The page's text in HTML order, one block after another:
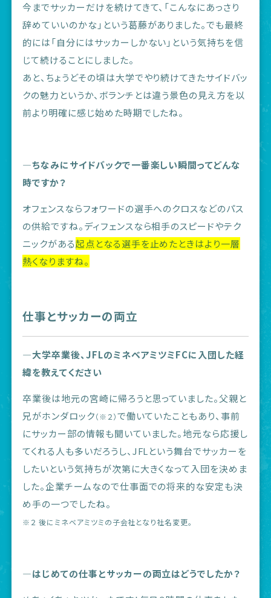
今までサッカーだけを続けてきて、「こんなにあっさり
辞めていいのかな」という葛藤がありました。でも最終
的には「自分にはサッカーしかない」という気持ちを信
じて続けることにしました。
あと、ちょうどその頃は大学でやり続けてきたサイドバッ
クの魅力というか、ボランチとは違う景色の見え方を以
前より明確に感じ始めた時期でしたね。
―ちなみにサイドバックで一番楽しい瞬間ってどんな
時ですか？
オフェンスならフォワードの選手へのクロスなどのパス
の供給ですね。ディフェンスなら相手のスピードやテク
ニックがある起点となる選手を止めたときはより一層
熱くなりますね。
仕事とサッカーの両立
―大学卒業後、JFLのミネベアミツミFCに入団した経
緯を教えてください
卒業後は地元の宮崎に帰ろうと思っていました。父親と
兄がホンダロック（※２）で働いていたこともあり、事前
にサッカー部の情報も聞いていました。地元なら応援し
てくれる人も多いだろうし、JFLという舞台でサッカーを
したいという気持ちが次第に大きくなって入団を決めま
した。企業チームなので仕事面での将来的な安定も決
め手の一つでしたね。
※２ 後にミネベアミツミの子会社となり社名変更。
―はじめての仕事とサッカーの両立はどうでしたか？